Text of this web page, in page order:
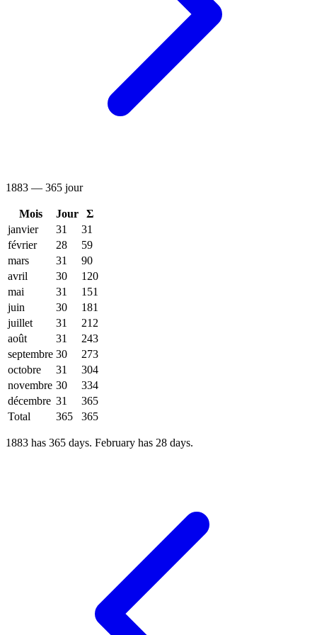
1883 — 365 jour
Mois Jour
Σ
janvier
31
31
février
28
59
mars
31
90
avril
30
120
mai
31
151
juin
30
181
juillet
31
212
août
31
243
septembre 30
273
octobre
31
304
novembre 30
334
décembre 31
365
Total
365 365
1883 has 365 days. February has 28 days.